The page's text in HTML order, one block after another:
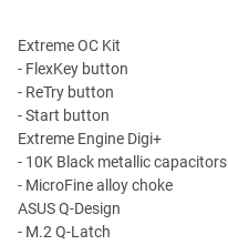
Extreme OC Kit
- FlexKey button
- ReTry button
- Start button
Extreme Engine Digi+
- 10K Black metallic capacitors
- MicroFine alloy choke
ASUS Q-Design
- M.2 Q-Latch